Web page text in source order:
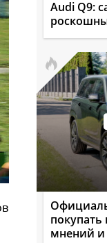
Audi Q9:
покупать
мнений и